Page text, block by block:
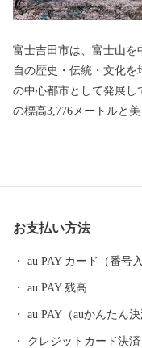
富士吉田市は、富士山を
自の歴史・伝統・文化
の中心都市として発展し
の標高3,776メートルと
山信仰の町として栄え
お支払い方法
au PAY カード（番号
au PAY 残高
au PAY（auかんたん
クレジットカード決済